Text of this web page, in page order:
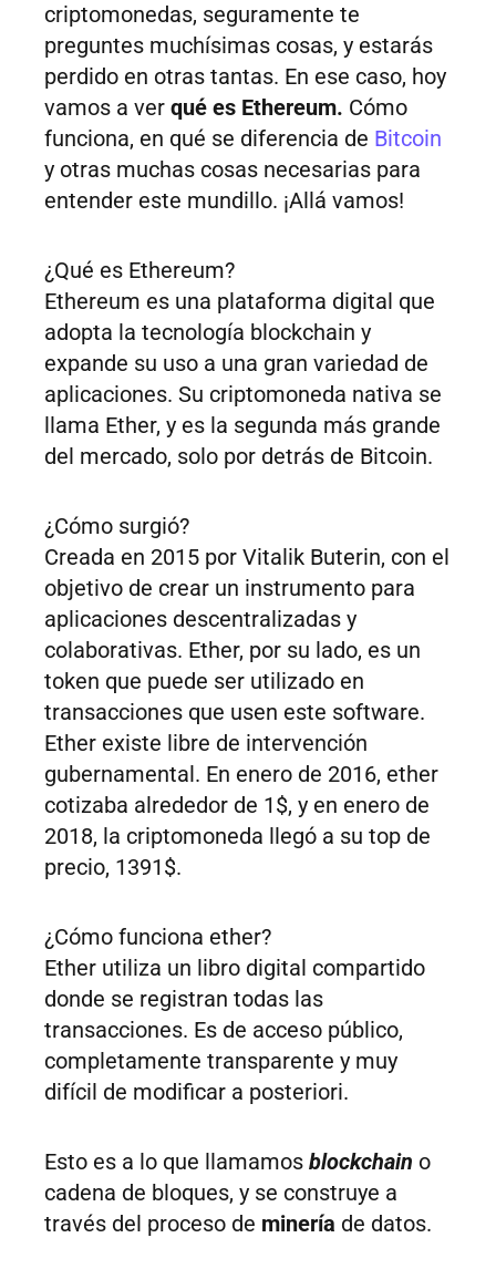
criptomonedas, seguramente te
preguntes muchísimas cosas, y estarás
perdido en otras tantas. En ese caso, hoy
vamos a ver qué es Ethereum. Cómo
funciona, en qué se diferencia de Bitcoin
y otras muchas cosas necesarias para
entender este mundillo. ¡Allá vamos!
¿Qué es Ethereum?
Ethereum es una plataforma digital que
adopta la tecnología blockchain y
expande su uso a una gran variedad de
aplicaciones. Su criptomoneda nativa se
llama Ether, y es la segunda más grande
del mercado, solo por detrás de Bitcoin.
¿Cómo surgió?
Creada en 2015 por Vitalik Buterin, con el
objetivo de crear un instrumento para
aplicaciones descentralizadas y
colaborativas. Ether, por su lado, es un
token que puede ser utilizado en
transacciones que usen este software.
Ether existe libre de intervención
gubernamental. En enero de 2016, ether
cotizaba alrededor de 1$, y en enero de
2018, la criptomoneda llegó a su top de
precio, 1391$.
¿Cómo funciona ether?
Ether utiliza un libro digital compartido
donde se registran todas las
transacciones. Es de acceso público,
completamente transparente y muy
difícil de modificar a posteriori.
Esto es a lo que llamamos blockchain o
cadena de bloques, y se construye a
través del proceso de minería de datos.